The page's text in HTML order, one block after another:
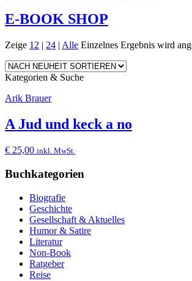
E-BOOK SHOP
Zeige 12 | 24 | Alle Einzelnes Ergebnis wird
Kategorien & Suche
Arik Brauer
A Jud und keck a no
€ 25,00 inkl. MwSt.
Buchkategorien
Biografie
Geschichte
Gesellschaft & Aktuelles
Humor & Satire
Literatur
Non-Book
Ratgeber
Reise